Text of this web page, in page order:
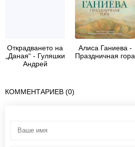
Открадването на
„Даная“ - Гуляшки
Андрей
Алиса Ганиева -
Праздничная гора
КОММЕНТАРИЕВ (0)